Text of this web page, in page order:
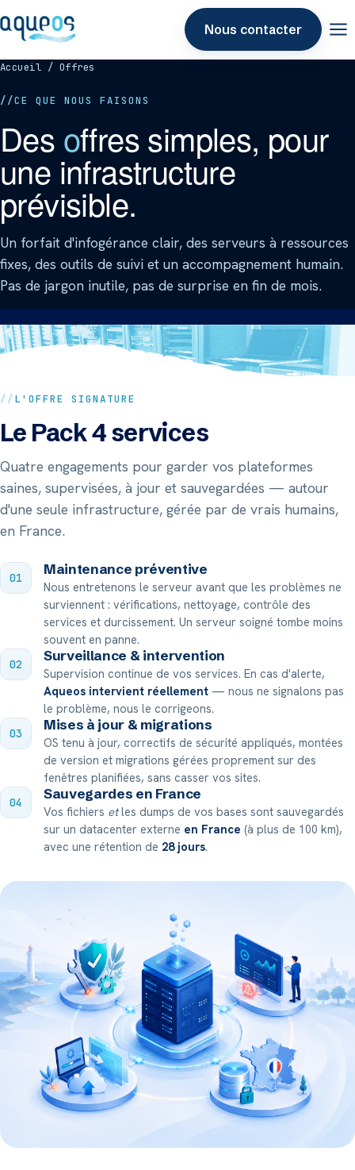
Nous contacter
Accueil / Offres
CE QUE NOUS FAISONS
Des offres simples, pour
une infrastructure
prévisible.
Un forfait d'infogérance clair, des serveurs à ressources
fixes, des outils de suivi et un accompagnement humain.
Pas de jargon inutile, pas de surprise en fin de mois.
L'OFFRE SIGNATURE
Le Pack 4 services
Quatre engagements pour garder vos plateformes
saines, supervisées, à jour et sauvegardées — autour
d'une seule infrastructure, gérée par de vrais humains,
en France.
01
Maintenance préventive
Nous entretenons le serveur avant que les problèmes ne
surviennent : vérifications, nettoyage, contrôle des
services et durcissement. Un serveur soigné tombe moins
souvent en panne.
02
Surveillance & intervention
Supervision continue de vos services. En cas d'alerte,
Aqueos intervient réellement — nous ne signalons pas
le problème, nous le corrigeons.
03
Mises à jour & migrations
OS tenu à jour, correctifs de sécurité appliqués, montées
de version et migrations gérées proprement sur des
fenêtres planifiées, sans casser vos sites.
04
Sauvegardes en France
Vos fichiers etles dumps de vos bases sont sauvegardés
sur un datacenter externe en France (à plus de 100 km),
avec une rétention de 28 jours.